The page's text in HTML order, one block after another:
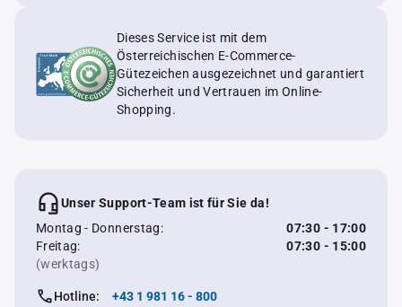
Dieses Service ist mit dem
Österreichischen E-Commerce-
Gütezeichen ausgezeichnet und garantiert
Sicherheit und Vertrauen im Online-
Shopping.
Unser Support-Team ist für Sie da!
Montag - Donnerstag:
07:30 - 17:00
Freitag:
07:30 - 15:00
(werktags)
Hotline:
+43 1 981 16 - 800